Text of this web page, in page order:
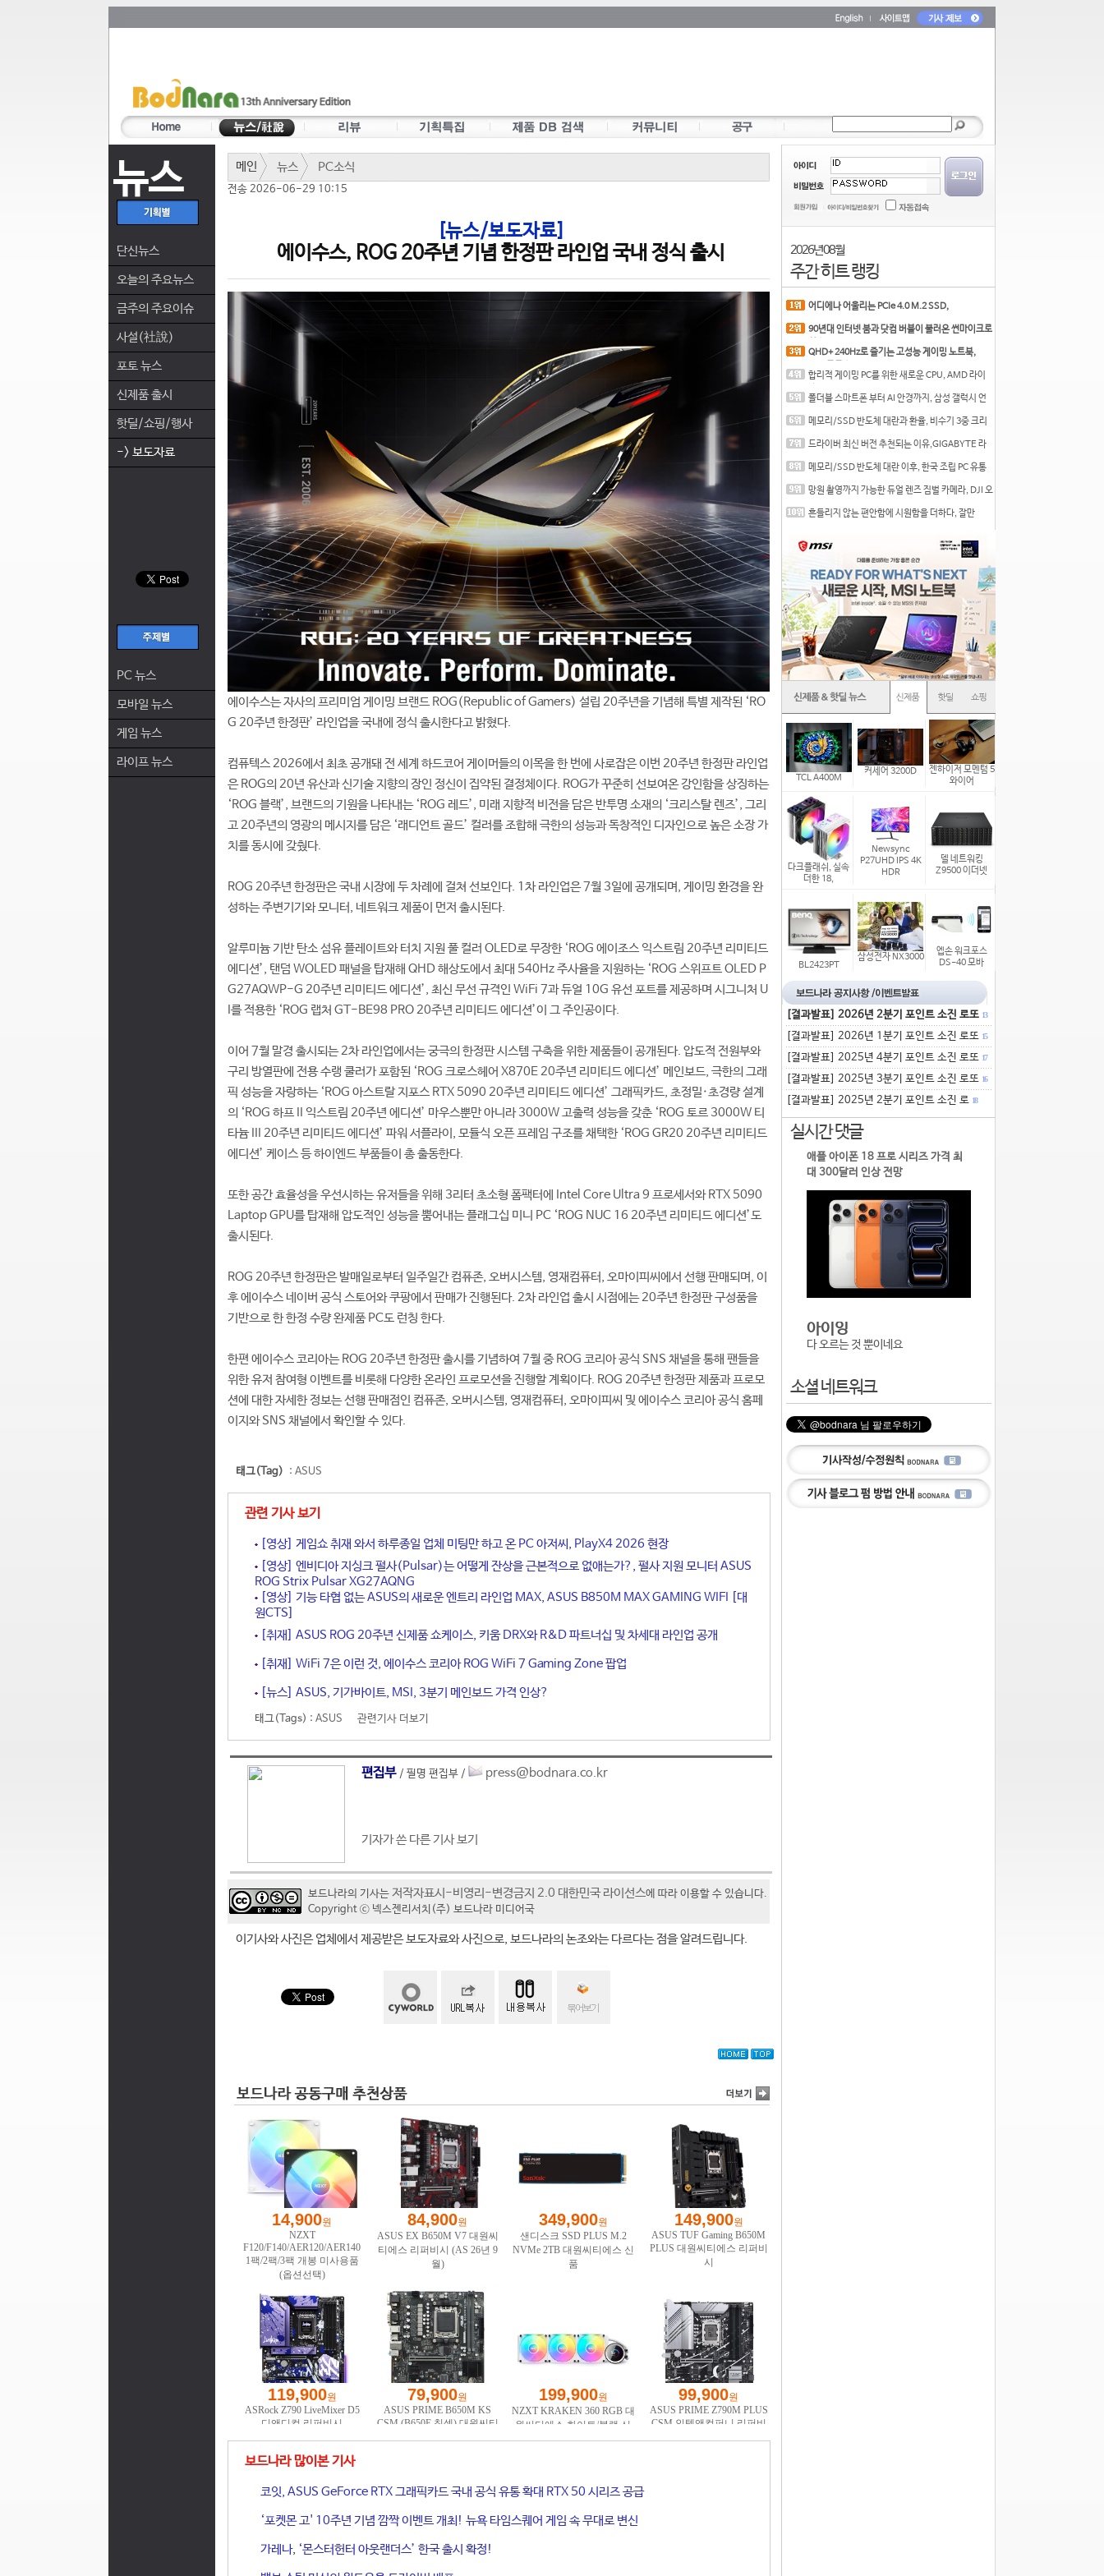
뉴스
단신뉴스
오늘의 주요뉴스
금주의 주요이슈
사설(社說)
포토 뉴스
신제품 출시
핫딜/쇼핑/행사
-> 보도자료
PC 뉴스
모바일 뉴스
게임 뉴스
라이프 뉴스
메인 뉴스 PC소식
전송 2026-06-29 10:15
[뉴스/보도자료]
에이수스, ROG 20주년 기념 한정판 라인업 국내 정식 출시
에이수스는 자사의 프리미엄 게이밍 브랜드 ROG(Republic of Gamers) 설립 20주년을 기념해 특별 제작된 ‘RO
G 20주년 한정판’ 라인업을 국내에 정식 출시한다고 밝혔다.
컴퓨텍스 2026에서 최초 공개돼 전 세계 하드코어 게이머들의 이목을 한 번에 사로잡은 이번 20주년 한정판 라인업
은 ROG의 20년 유산과 신기술 지향의 장인 정신이 집약된 결정체이다. ROG가 꾸준히 선보여온 강인함을 상징하는
‘ROG 블랙’, 브랜드의 기원을 나타내는 ‘ROG 레드’, 미래 지향적 비전을 담은 반투명 소재의 ‘크리스탈 렌즈’, 그리
고 20주년의 영광의 메시지를 담은 ‘래디언트 골드’ 컬러를 조합해 극한의 성능과 독창적인 디자인으로 높은 소장 가
치를 동시에 갖췄다.
ROG 20주년 한정판은 국내 시장에 두 차례에 걸쳐 선보인다. 1차 라인업은 7월 3일에 공개되며, 게이밍 환경을 완
성하는 주변기기와 모니터, 네트워크 제품이 먼저 출시된다.
알루미늄 기반 탄소 섬유 플레이트와 터치 지원 풀 컬러 OLED로 무장한 ‘ROG 에이조스 익스트림 20주년 리미티드
에디션’, 탠덤 WOLED 패널을 탑재해 QHD 해상도에서 최대 540Hz 주사율을 지원하는 ‘ROG 스위프트 OLED P
G27AQWP-G 20주년 리미티드 에디션’, 최신 무선 규격인 WiFi 7과 듀얼 10G 유선 포트를 제공하며 시그니처 U
I를 적용한 ‘ROG 랩처 GT-BE98 PRO 20주년 리미티드 에디션’이 그 주인공이다.
이어 7월 말경 출시되는 2차 라인업에서는 궁극의 한정판 시스템 구축을 위한 제품들이 공개된다. 압도적 전원부와
구리 방열판에 전용 수랭 쿨러가 포함된 ‘ROG 크로스헤어 X870E 20주년 리미티드 에디션’ 메인보드, 극한의 그래
픽 성능을 자랑하는 ‘ROG 아스트랄 지포스 RTX 5090 20주년 리미티드 에디션’ 그래픽카드, 초정밀·초경량 설계
의 ‘ROG 하프 II 익스트림 20주년 에디션’ 마우스뿐만 아니라 3000W 고출력 성능을 갖춘 ‘ROG 토르 3000W 티
타늄 III 20주년 리미티드 에디션’ 파워 서플라이, 모듈식 오픈 프레임 구조를 채택한 ‘ROG GR20 20주년 리미티드
에디션’ 케이스 등 하이엔드 부품들이 총 출동한다.
또한 공간 효율성을 우선시하는 유저들을 위해 3리터 초소형 폼팩터에 Intel Core Ultra 9 프로세서와 RTX 5090
Laptop GPU를 탑재해 압도적인 성능을 뿜어내는 플래그십 미니 PC ‘ROG NUC 16 20주년 리미티드 에디션’도
출시된다.
ROG 20주년 한정판은 발매일로부터 일주일간 컴퓨존, 오버시스템, 영재컴퓨터, 오마이피씨에서 선행 판매되며, 이
후 에이수스 네이버 공식 스토어와 쿠팡에서 판매가 진행된다. 2차 라인업 출시 시점에는 20주년 한정판 구성품을
기반으로 한 한정 수량 완제품 PC도 런칭 한다.
한편 에이수스 코리아는 ROG 20주년 한정판 출시를 기념하여 7월 중 ROG 코리아 공식 SNS 채널을 통해 팬들을
위한 유저 참여형 이벤트를 비롯해 다양한 온라인 프로모션을 진행할 계획이다. ROG 20주년 한정판 제품과 프로모
션에 대한 자세한 정보는 선행 판매점인 컴퓨존, 오버시스템, 영재컴퓨터, 오마이피씨 및 에이수스 코리아 공식 홈페
이지와 SNS 채널에서 확인할 수 있다.
태그(Tag) : ASUS
관련 기사 보기
[영상] 게임쇼 취재 와서 하루종일 업체 미팅만 하고 온 PC 아저씨, PlayX4 2026 현장
[영상] 엔비디아 지싱크 펄사(Pulsar)는 어떻게 잔상을 근본적으로 없애는가?, 펄사 지원 모니터 ASUS
ROG Strix Pulsar XG27AQNG
[영상] 기능 타협 없는 ASUS의 새로운 엔트리 라인업 MAX, ASUS B850M MAX GAMING WIFI [대
원CTS]
[취재] ASUS ROG 20주년 신제품 쇼케이스, 키움 DRX와 R&D 파트너십 및 차세대 라인업 공개
[취재] WiFi 7은 이런 것, 에이수스 코리아 ROG WiFi 7 Gaming Zone 팝업
[뉴스] ASUS, 기가바이트, MSI, 3분기 메인보드 가격 인상?
태그(Tags) : ASUS 관련기사 더보기
편집부 / 필명 편집부 / press@bodnara.co.kr
기자가 쓴 다른 기사 보기
보드나라의 기사는 저작자표시-비영리-변경금지 2.0 대한민국 라이선스에 따라 이용할 수 있습니다.
Copyright ⓒ 넥스젠리서치(주) 보드나라 미디어국
이기사와 사진은 업체에서 제공받은 보도자료와 사진으로, 보드나라의 논조와는 다르다는 점을 알려드립니다.
보드나라 많이본 기사
코잇, ASUS GeForce RTX 그래픽카드 국내 공식 유통 확대 RTX 50 시리즈 공급
‘포켓몬 고' 10주년 기념 깜짝 이벤트 개최! 뉴욕 타임스퀘어 게임 속 무대로 변신
가레나, ‘몬스터헌터 아웃랜더스’ 한국 출시 확정!
2026년 08월
주간 히트 랭킹
어디에나 어울리는 PCIe 4.0 M.2 SSD,
90년대 인터넷 붐과 닷컴 버블이 불러온 썬마이크로
QHD+ 240Hz로 즐기는 고성능 게이밍 노트북,
합리적 게이밍 PC를 위한 새로운 CPU, AMD 라이
폴더블 스마트폰 부터 AI 안경까지, 삼성 갤럭시 언
메모리/SSD 반도체 대란과 환율, 비수기 3중 크리
드라이버 최신 버전 추천되는 이유,GIGABYTE 라
메모리/SSD 반도체 대란 이후, 한국 조립 PC 유통
망원 촬영까지 가능한 듀얼 렌즈 짐벌 카메라, DJI 오
흔들리지 않는 편안함에 시원함을 더하다, 잘만
TCL A400M
커세어 3200D
젠하이저 모멘텀 5
와이어
다크플래쉬, 실속
더한 18,
Newsync
P27UHD IPS 4K
HDR
델 네트워킹
Z9500 이더넷
BL2423PT
삼성전자 NX3000
엡손 워크포스
DS-40 모바
[결과발표] 2026년 2분기 포인트 소진 로또 13
[결과발표] 2026년 1분기 포인트 소진 로또 15
[결과발표] 2025년 4분기 포인트 소진 로또 17
[결과발표] 2025년 3분기 포인트 소진 로또 16
[결과발표] 2025년 2분기 포인트 소진 로 18
실시간 댓글
애플 아이폰 18 프로 시리즈 가격 최
대 300달러 인상 전망
아이잉
다 오르는 것 뿐이네요
소셜 네트워크